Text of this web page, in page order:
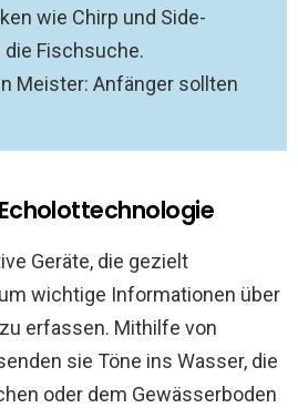
wie Chirp und Side-
Fischsuche.
Meister: Anfänger sollten
Geräte, die gezielt
wichtige Informationen über
erfassen. Mithilfe von
sie Töne ins Wasser, die
oder dem Gewässerboden